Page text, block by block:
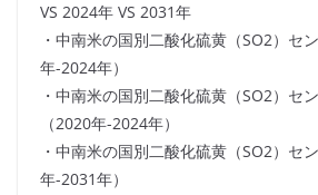
VS 2024年 VS 2031年
・中南米の国別二酸化硫黄（SO2）セ
年-2024年）
・中南米の国別二酸化硫黄（SO2）セ
（2020年-2024年）
・中南米の国別二酸化硫黄（SO2）セ
年-2031年）